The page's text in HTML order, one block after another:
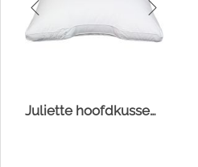
Juliette hoofdkussen Suprelle® Protect